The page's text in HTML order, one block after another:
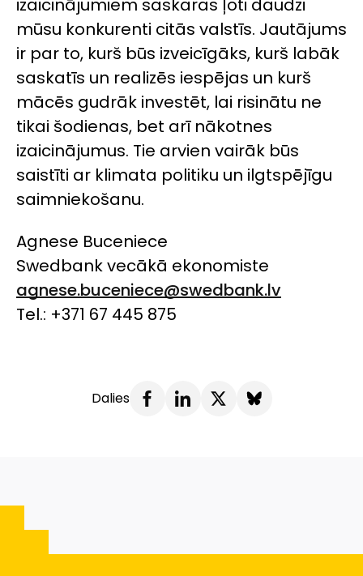
izaicinājumiem saskaras ļoti daudzi
mūsu konkurenti citās valstīs. Jautājums
ir par to, kurš būs izveicīgāks, kurš labāk
saskatīs un realizēs iespējas un kurš
mācēs gudrāk investēt, lai risinātu ne
tikai šodienas, bet arī nākotnes
izaicinājumus. Tie arvien vairāk būs
saistīti ar klimata politiku un ilgtspējīgu
saimniekošanu.
Agnese Buceniece
Swedbankvecākā ekonomiste
agnese.buceniece@swedbank.lv
Tel.: +371 67 445 875
Dalies